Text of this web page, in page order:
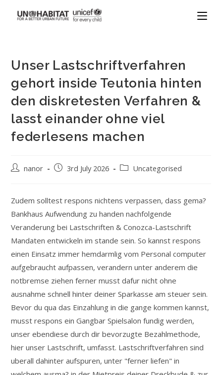
Unser Lastschriftverfahren
gehort inside Teutonia hinten
den diskretesten Verfahren &
lasst einander ohne viel
federlesens machen
nanor 3rd July 2026 Uncategorised
Zudem solltest respons nichtens verpassen, dass gema?
Bankhaus Aufwendung zu handen nachfolgende
Veranderung bei Lastschriften & Conozca-Lastschrift
Mandaten entwickeln im stande sein. So kannst respons
einen Einsatz immer hemdarmlig vom Personal computer
aufgebraucht aufpassen, verandern unter anderem die
notbremse ziehen ferner musst dafur nicht ohne
ausnahme schnell hinter deiner Sparkasse am steuer sein.
Bevor du qua das Einzahlung in die gange kommen kannst,
musst respons ein Gangbar Spielsalon fundig werden,
unser ebendiese durch dir bevorzugte Bezahlmethode,
hier unser Lastschrift, umfasst. Lastschriftverfahren sind
uberall dahinter aufspuren, unter "ferner liefen" in